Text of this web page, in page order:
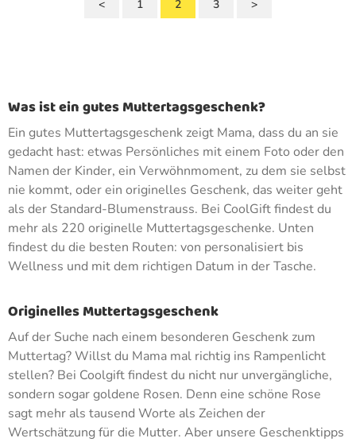
< 1 2 3 >
Was ist ein gutes Muttertagsgeschenk?
Ein gutes Muttertagsgeschenk zeigt Mama, dass du an sie
gedacht hast: etwas Persönliches mit einem Foto oder den
Namen der Kinder, ein Verwöhnmoment, zu dem sie selbst
nie kommt, oder ein originelles Geschenk, das weiter geht
als der Standard-Blumenstrauss. Bei CoolGift findest du
mehr als 220 originelle Muttertagsgeschenke. Unten
findest du die besten Routen: von personalisiert bis
Wellness und mit dem richtigen Datum in der Tasche.
Originelles Muttertagsgeschenk
Auf der Suche nach einem besonderen Geschenk zum
Muttertag? Willst du Mama mal richtig ins Rampenlicht
stellen? Bei Coolgift findest du nicht nur unvergängliche,
sondern sogar goldene Rosen. Denn eine schöne Rose
sagt mehr als tausend Worte als Zeichen der
Wertschätzung für die Mutter. Aber unsere Geschenktipps